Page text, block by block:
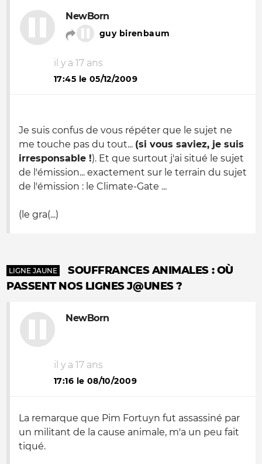
NewBorn
guy birenbaum
il y a 17 ans
17:45 le 05/12/2009
Je suis confus de vous répéter que le sujet ne
me touche pas du tout... (si vous saviez, je suis
irresponsable !). Et que surtout j'ai situé le sujet
de l'émission... exactement sur le terrain du sujet
de l'émission : le Climate-Gate ...
(le gra(...)
LIGNE JAUNE
SOUFFRANCES ANIMALES : OÙ
PASSENT NOS LIGNES J@UNES ?
NewBorn
il y a 17 ans
17:16 le 08/10/2009
La remarque que Pim Fortuyn fut assassiné par
un militant de la cause animale, m'a un peu fait
tiqué.